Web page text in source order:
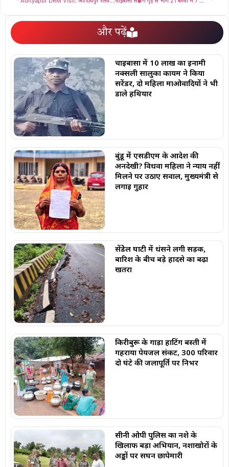
और पढ़ें
चाईबासा में 10 लाख का इनामी
नक्सली सालुका कायम ने किया
सरेंडर, दो महिला माओवादियों ने भी
डाले हथियार
बुंडू में एसडीएम के आदेश की
अनदेखी? विधवा महिला ने न्याय नहीं
मिलने पर उठाए सवाल, मुख्यमंत्री से
लगाई गुहार
सेंडेेल घाटी में धंसने लगी सड़क,
बारिश के बीच बड़े हादसे का बढ़ा
खतरा
किरीबुरू के गाड़ा हाटिंग बस्ती में
गहराया पेयजल संकट, 300 परिवार
दो घंटे की जलापूर्ति पर निर्भर
सीनी ओपी पुलिस का नशे के
खिलाफ बड़ा अभियान, नशाखोरों के
अड्डों पर सघन छापेमारी